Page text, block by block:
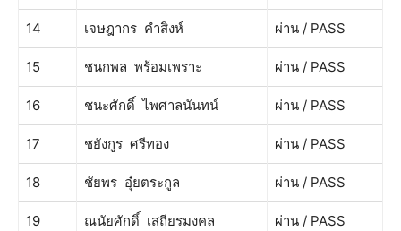
14 เจษฎากร คำสิงห์ ผ่าน / PASS
15 ชนกพล พร้อมเพราะ ผ่าน / PASS
16 ชนะศักดิ์ ไพศาลนันทน์ ผ่าน / PASS
17 ชยังกูร ศรีทอง ผ่าน / PASS
18 ชัยพร อุ๋ยตระกูล ผ่าน / PASS
19 ณนัยศักดิ์ เสถียรมงคล ผ่าน / PASS